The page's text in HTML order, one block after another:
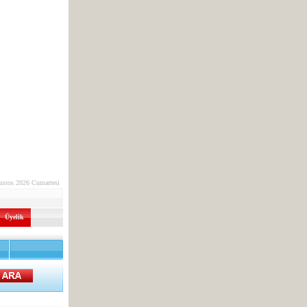
2026 Cumartesi
Üyelik